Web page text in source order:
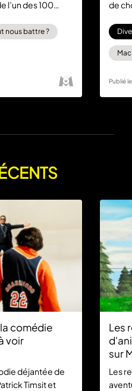
l’un des 100
le replay
nous battre ?
de
dans
de
Publié
comédie
voir
déjantée de
Timsit et
Les
sur
Les